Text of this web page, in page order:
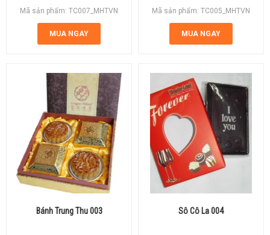
Mã sản phẩm: TC007_MHTVN
MUA NGAY
Mã sản phẩm: TC005_MHTVN
MUA NGAY
Bánh Trung Thu 003 Sô Cô La 004